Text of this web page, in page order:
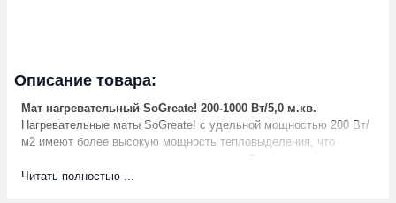
Описание товара:
Мат нагревательный SoGreate! 200-1000 Вт/5,0 м.кв.
Нагревательные маты SoGreate! с удельной мощностью 200 Вт/
м2 имеют более высокую мощность тепловыделения, что
позволяет использовать их для полного обогрева в
неотапливаемых жилых, бытовых, производственных и других
Читать полностью ...